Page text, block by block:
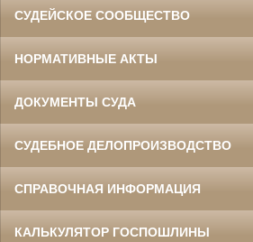
СУДЕЙСКОЕ СООБЩЕСТВО
НОРМАТИВНЫЕ АКТЫ
ДОКУМЕНТЫ СУДА
СУДЕБНОЕ ДЕЛОПРОИЗВОДСТВО
СПРАВОЧНАЯ ИНФОРМАЦИЯ
КАЛЬКУЛЯТОР ГОСПОШЛИНЫ